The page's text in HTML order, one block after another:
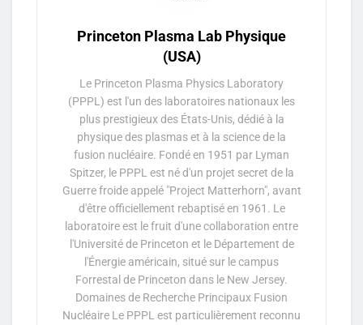
Princeton Plasma Lab Physique
(USA)
Le Princeton Plasma Physics Laboratory
(PPPL) est l'un des laboratoires nationaux les
plus prestigieux des États-Unis, dédié à la
physique des plasmas et à la science de la
fusion nucléaire. Fondé en 1951 par Lyman
Spitzer, le PPPL est né d'un projet secret de la
Guerre froide appelé "Project Matterhorn", avant
d'être officiellement rebaptisé en 1961. Le
laboratoire est le fruit d'une collaboration entre
l'Université de Princeton et le Département de
l'Énergie américain, situé sur le campus
Forrestal de Princeton dans le New Jersey.
Domaines de Recherche Principaux Fusion
Nucléaire Le PPPL est particulièrement reconnu